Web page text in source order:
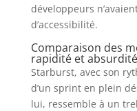
développeurs
d’accessibilité.
Comparaison des
rapidité et
Starburst, avec son
d’un sprint en plein
lui, ressemble à un